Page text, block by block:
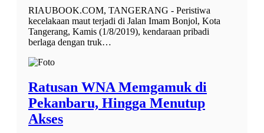
RIAUBOOK.COM, TANGERANG - Peristiwa
kecelakaan maut terjadi di Jalan Imam Bonjol, Kota
Tangerang, Kamis (1/8/2019), kendaraan pribadi
berlaga dengan truk…
Ratusan WNA Memgamuk di
Pekanbaru, Hingga Menutup
Akses